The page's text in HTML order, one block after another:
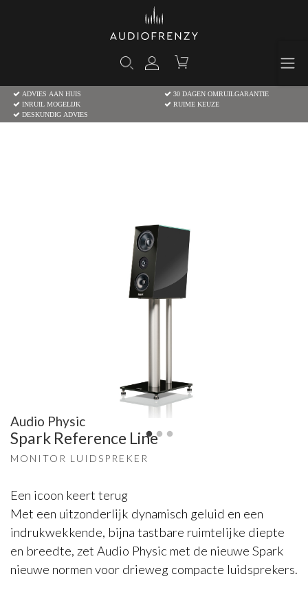
ADVIES AAN HUIS
30 DAGEN OMRUILGARANTIE
INRUIL MOGELIJK
RUIME KEUZE
DESKUNDIG ADVIES
Audio Physic
Spark Reference Line
MONITOR LUIDSPREKER
Een icoon keert terug
Met een uitzonderlijk dynamisch geluid en een
indrukwekkende, bijna tastbare ruimtelijke diepte
en breedte, zet Audio Physic met de nieuwe Spark
nieuwe normen voor drieweg compacte luidsprekers.